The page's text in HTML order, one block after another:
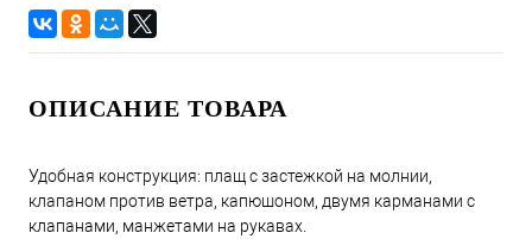
ОПИСАНИЕ ТОВАРА
Удобная конструкция: плащ с застежкой на молнии,
клапаном против ветра, капюшоном, двумя карманами с
клапанами, манжетами на рукавах.